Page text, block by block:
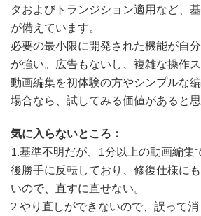
タおよびトランジション適用など、
が備えています。
必要の最小限に開発された機能が自
が強い。広告もないし、複雑な操作ス
動画編集を初体験の方やシンプルな
場合なら、試してみる価値があると思
気に入らないところ：
1.基準不明だが、1分以上の動画編集
後勝手に反転しており、修復仕様に
いので、直すに直せない。
2.やり直しができないので、誤って